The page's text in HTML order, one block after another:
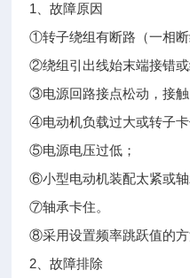
1、故障原因
①转子绕组有断路（一相断
②绕组引出线始末端接错或
③电源回路接点松动，接触
④电动机负载过大或转子卡
⑤电源电压过低；
⑥小型电动机装配太紧或轴
⑦轴承卡住。
⑧采用设置频率跳跃值的方
2、故障排除